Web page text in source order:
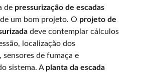
de pressurização de escadas
um bom projeto. O projeto de
deve contemplar cálculos
localização dos
sensores de fumaça e
sistema. A planta da escada